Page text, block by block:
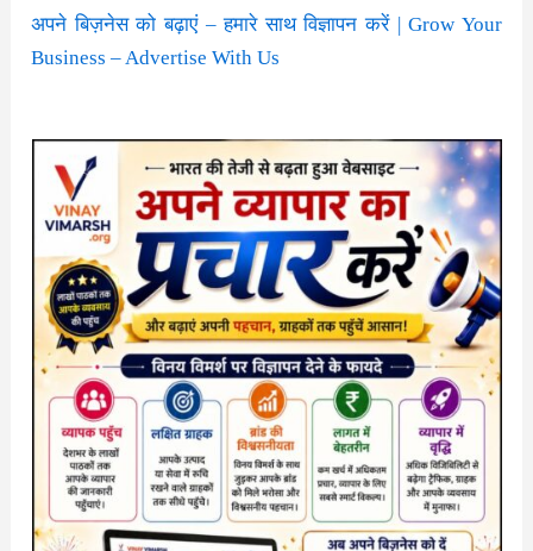
अपने बिज़नेस को बढ़ाएं – हमारे साथ विज्ञापन करें | Grow Your
Business – Advertise With Us